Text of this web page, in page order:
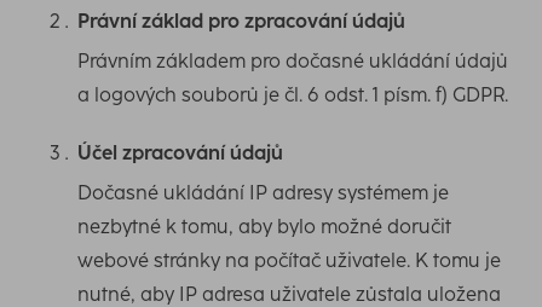
Právní základ pro zpracování údajů
Právním základem pro dočasné ukládání údajů
a logových souborů je čl. 6 odst. 1 písm. f) GDPR.
Účel zpracování údajů
Dočasné ukládání IP adresy systémem je
nezbytné k tomu, aby bylo možné doručit
webové stránky na počítač uživatele. K tomu je
nutné, aby IP adresa uživatele zůstala uložena